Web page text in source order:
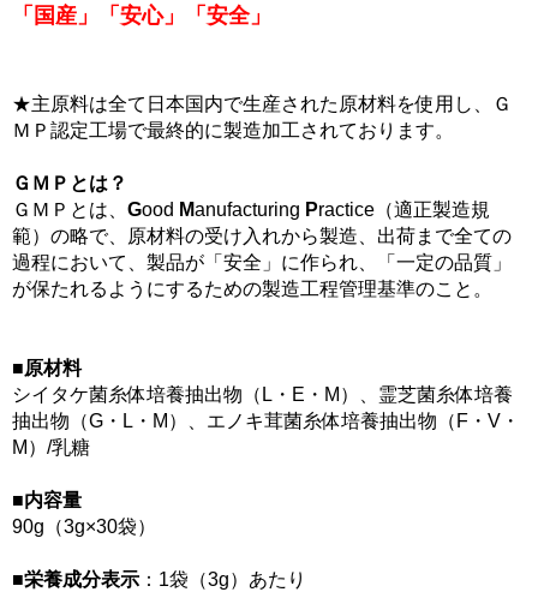
「国産」「安心」「安全」
★主原料は全て日本国内で生産された原材料を使用し、Ｇ
ＭＰ認定工場で最終的に製造加工されております。
ＧＭＰとは？
ＧＭＰとは、 Good Manufacturing Practice（適正製造規
範）の略で、原材料の受け入れから製造、出荷まで全ての
過程において、製品が「安全」に作られ、「一定の品質」
が保たれるようにするための製造工程管理基準のこと。
■原材料
シイタケ菌糸体培養抽出物（L・E・M）、霊芝菌糸体培養
抽出物（G・L・M）、エノキ茸菌糸体培養抽出物（F・V・
M）/乳糖
■内容量
90g（3g×30袋）
■栄養成分表示 ：1袋（3g）あたり